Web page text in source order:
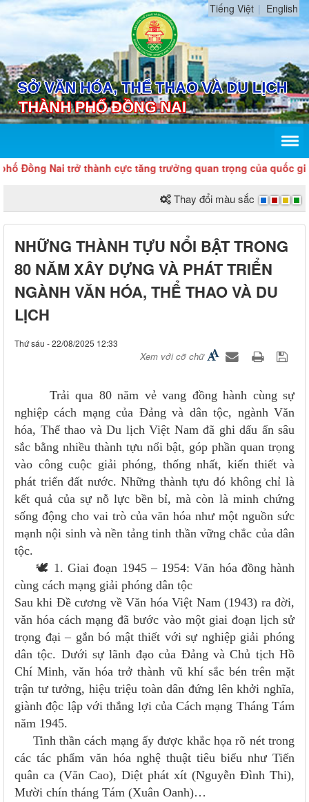
Tiếng Việt English
Nai trở thành cực tăng trưởng quan trọng của quốc gia,
Thay đổi màu sắc
NHỮNG THÀNH TỰU NỔI BẬT TRONG
80 NĂM XÂY DỰNG VÀ PHÁT TRIỂN
NGÀNH VĂN HÓA, THỂ THAO VÀ DU
LỊCH
Thứ sáu - 22/08/2025 12:33
Xem với cỡ chữ
Trải qua 80 năm vẻ vang đồng hành cùng sự
nghiệp cách mạng của Đảng và dân tộc, ngành Văn
hóa, Thể thao và Du lịch Việt Nam đã ghi dấu ấn sâu
sắc bằng nhiều thành tựu nổi bật, góp phần quan trọng
vào công cuộc giải phóng, thống nhất, kiến thiết và
phát triển đất nước. Những thành tựu đó không chỉ là
kết quả của sự nỗ lực bền bỉ, mà còn là minh chứng
sống động cho vai trò của văn hóa như một nguồn sức
mạnh nội sinh và nền tảng tinh thần vững chắc của dân
tộc.
🕊 1. Giai đoạn 1945 – 1954: Văn hóa đồng hành
cùng cách mạng giải phóng dân tộc
Sau khi Đề cương về Văn hóa Việt Nam (1943) ra đời,
văn hóa cách mạng đã bước vào một giai đoạn lịch sử
trọng đại – gắn bó mật thiết với sự nghiệp giải phóng
dân tộc. Dưới sự lãnh đạo của Đảng và Chủ tịch Hồ
Chí Minh, văn hóa trở thành vũ khí sắc bén trên mặt
trận tư tưởng, hiệu triệu toàn dân đứng lên khởi nghĩa,
giành độc lập với thắng lợi của Cách mạng Tháng Tám
năm 1945.
Tinh thần cách mạng ấy được khắc họa rõ nét trong
các tác phẩm văn hóa nghệ thuật tiêu biểu như Tiến
quân ca (Văn Cao), Diệt phát xít (Nguyễn Đình Thi),
Mười chín tháng Tám (Xuân Oanh)…